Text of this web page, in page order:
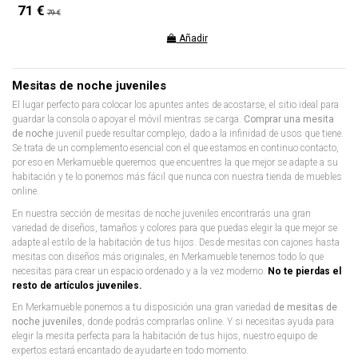
71 € 79 €
Añadir
Mesitas de noche juveniles
El lugar perfecto para colocar los apuntes antes de acostarse, el sitio ideal para
guardar la consola o apoyar el móvil mientras se carga. Comprar una mesita
de noche juvenil puede resultar complejo, dado a la infinidad de usos que tiene.
Se trata de un complemento esencial con el que estamos en continuo contacto,
por eso en Merkamueble queremos que encuentres la que mejor se adapte a su
habitación y te lo ponemos más fácil que nunca con nuestra tienda de muebles
online.
En nuestra sección de mesitas de noche juveniles encontrarás una gran
variedad de diseños, tamaños y colores para que puedas elegir la que mejor se
adapte al estilo de la habitación de tus hijos. Desde mesitas con cajones hasta
mesitas con diseños más originales, en Merkamueble tenemos todo lo que
necesitas para crear un espacio ordenado y a la vez moderno. No te pierdas el
resto de artículos juveniles.
En Merkamueble ponemos a tu disposición una gran variedad de mesitas de
noche juveniles, donde podrás comprarlas online. Y si necesitas ayuda para
elegir la mesita perfecta para la habitación de tus hijos, nuestro equipo de
expertos estará encantado de ayudarte en todo momento.